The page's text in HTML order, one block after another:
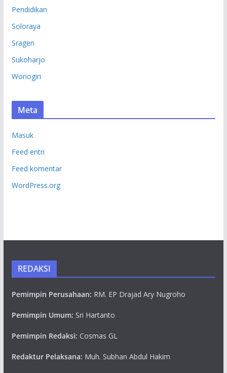
Pendidikan
Soloraya
Sragen
Sukoharjo
Wonogiri
Meta
Masuk
Feed entri
Feed komentar
WordPress.org
REDAKSI
Pemimpin Perusahaan: RM. EP Drajad Ary Nugroho
Pemimpin Umum: Sri Hartanto
Pemimpin Redaksi: Cosmas GL
Redaktur Pelaksana: Muh. Subhan Abdul Hakim